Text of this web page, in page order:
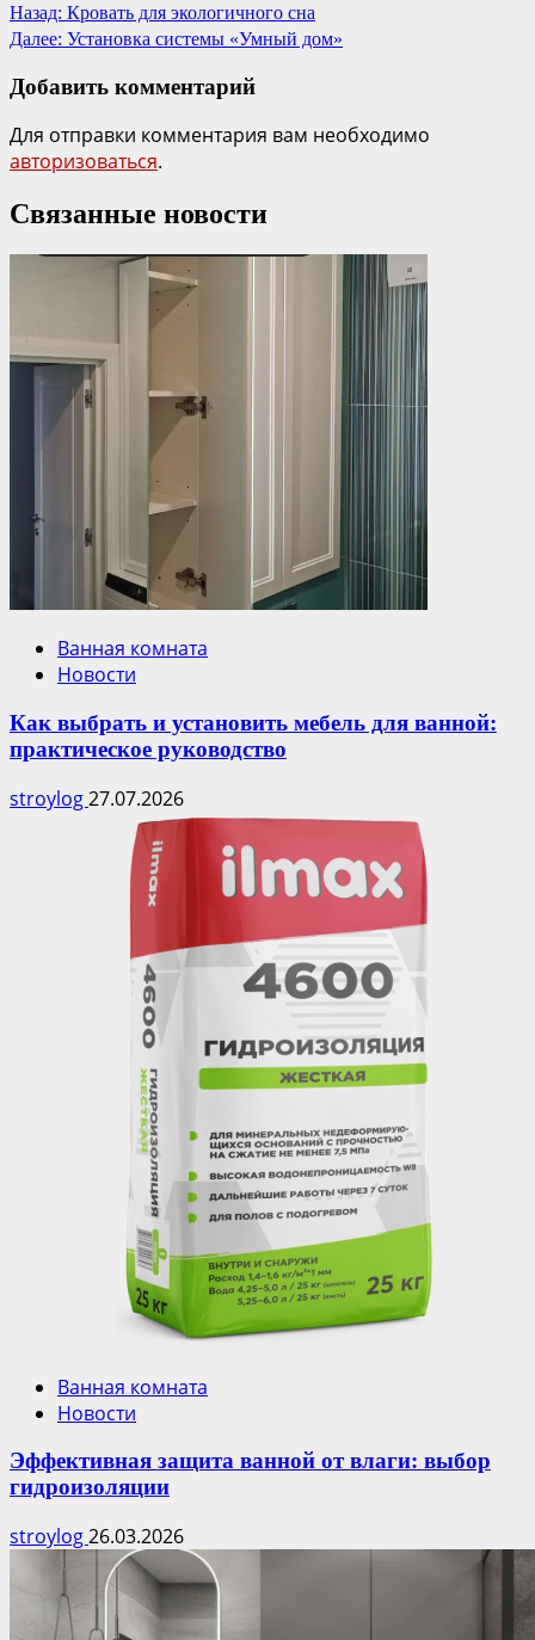
Назад: Кровать для экологичного сна
Далее: Установка системы «Умный дом»
Добавить комментарий
Для отправки комментария вам необходимо
авторизоваться.
Связанные новости
Ванная комната
Новости
Как выбрать и установить мебель для ванной:
практическое руководство
stroylog27.07.2026
Ванная комната
Новости
Эффективная защита ванной от влаги: выбор
гидроизоляции
stroylog26.03.2026